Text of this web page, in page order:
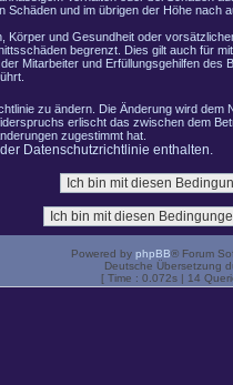
und im übrigen der Höhe
und Gesundheit oder
begrenzt. Dies gilt auch für
Mitarbeiter und Erfüllungsgehilfen des
zu ändern. Die Änderung wird dem
erlischt das zwischen dem
zugestimmt hat.
Datenschutzrichtlinie enthalten.
Powered by phpBB® Forum
Deutsche Übersetzung
[ Time : 0.072s | 14